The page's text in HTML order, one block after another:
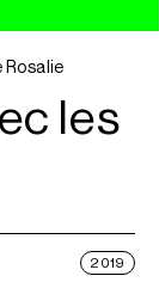
Rosalie
les
2019